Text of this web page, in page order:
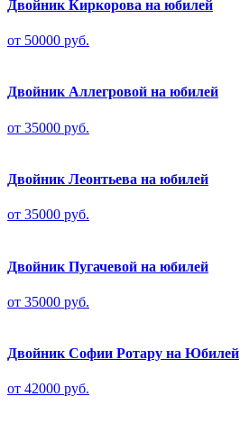
Двойник Киркорова на юбилей
от 50000 руб.
Двойник Аллегровой на юбилей
от 35000 руб.
Двойник Леонтьева на юбилей
от 35000 руб.
Двойник Пугачевой на юбилей
от 35000 руб.
Двойник Софии Ротару на Юбилей
от 42000 руб.